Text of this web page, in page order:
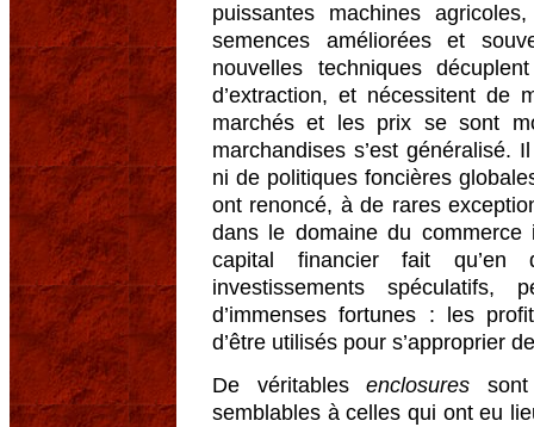
puissantes machines
semences améliorées et
nouvelles techniques
d’extraction, et nécessitent de
marchés et les prix se sont
marchandises s’est généralisé.
ni de politiques foncières
ont renoncé, à de rares
dans le domaine du commerce
capital financier fait
investissements
d’immenses fortunes : les
d’être utilisés pour s’approprier
De véritablesenclosures
semblables à celles qui ont eu